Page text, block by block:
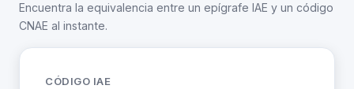
Encuentra la equivalencia entre un epígrafe IAE y un código
CNAE al instante.
CÓDIGO IAE